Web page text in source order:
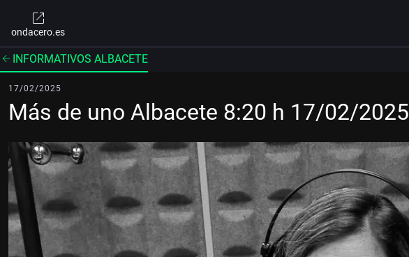
ondacero.es
INFORMATIVOS ALBACETE
17/02/2025
Más de uno Albacete 8:20 h 17/02/2025